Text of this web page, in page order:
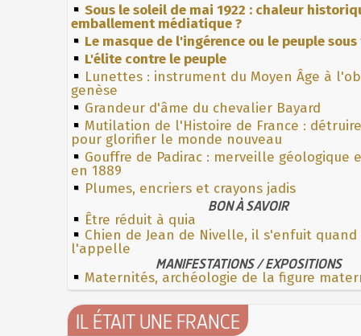
Sous le soleil de mai 1922 : chaleur
emballement médiatique ?
Le masque de l'ingérence ou le peuple
L'élite contre le peuple
Lunettes : instrument du Moyen Âge à
genèse
Grandeur d'âme du chevalier Bayard
Mutilation de l'Histoire de France :
pour glorifier le monde nouveau
Gouffre de Padirac : merveille géologique
en 1889
Plumes, encriers et crayons jadis
BON À SAVOIR
Être réduit à quia
Chien de Jean de Nivelle, il s'enfuit quand
l'appelle
MANIFESTATIONS / EXPOSITIONS
Maternités, archéologie de la figure
IL ÉTAIT UNE FRANCE